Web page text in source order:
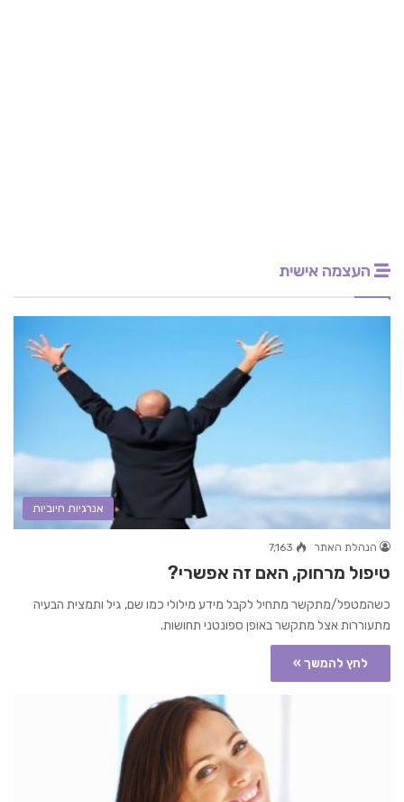
העצמה אישית
אנרגיות חיוביות
הנהלת האתר 7,163
טיפול מרחוק, האם זה אפשרי?
כשהמטפל/מתקשר מתחיל לקבל מידע מילולי כמו שם, גיל ותמצית הבעיה
מתעוררות אצל מתקשר באופן ספונטני תחושות.
לחץ להמשך »